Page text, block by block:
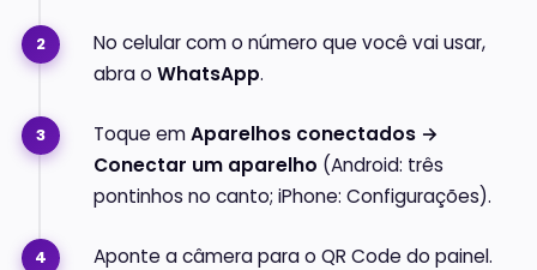
No celular com o número que você vai usar,
abra o WhatsApp.
Toque emAparelhos conectados →
Conectar um aparelho (Android: três
pontinhos no canto; iPhone: Configurações).
Aponte a câmera para o QR Code do painel.